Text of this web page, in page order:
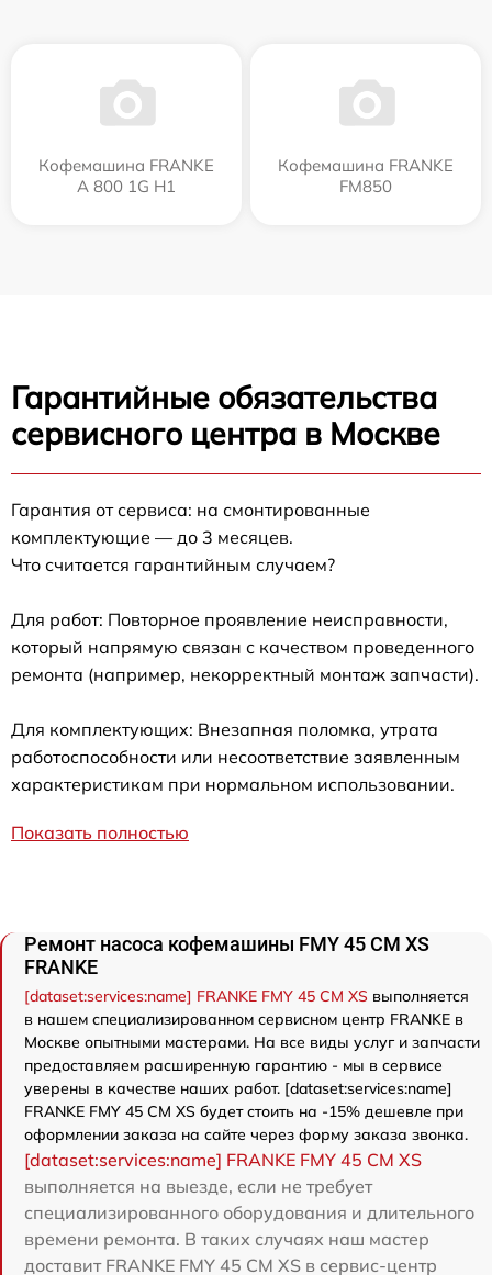
Кофемашина FRANKE
A 800 1G H1
Кофемашина FRANKE
FM850
Гарантийные обязательства
сервисного центра в Москве
Гарантия от сервиса: на смонтированные
комплектующие — до 3 месяцев.
Что считается гарантийным случаем?
Для работ: Повторное проявление неисправности,
который напрямую связан с качеством проведенного
ремонта (например, некорректный монтаж запчасти).
Для комплектующих: Внезапная поломка, утрата
работоспособности или несоответствие заявленным
характеристикам при нормальном использовании.
Показать полностью
Ремонт насоса кофемашины FMY 45 CM XS
FRANKE
[dataset:services:name] FRANKE FMY 45 CM XS выполняется
в нашем специализированном сервисном центр FRANKE в
Москве опытными мастерами. На все виды услуг и запчасти
предоставляем расширенную гарантию - мы в сервисе
уверены в качестве наших работ. [dataset:services:name]
FRANKE FMY 45 CM XS будет стоить на -15% дешевле при
оформлении заказа на сайте через форму заказа звонка.
[dataset:services:name] FRANKE FMY 45 CM XS
выполняется на выезде, если не требует
специализированного оборудования и длительного
времени ремонта. В таких случаях наш мастер
доставит FRANKE FMY 45 CM XS в сервис-центр